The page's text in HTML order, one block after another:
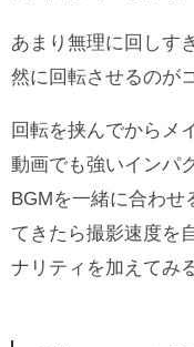
あまり無理に回しす
然に回転させるのが
回転を挟んでからメ
動画でも強いインパ
BGMを一緒に合わせ
てきたら撮影速度を
ナリティを加えてみ